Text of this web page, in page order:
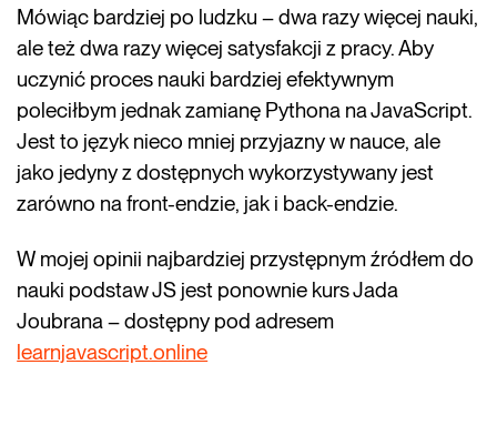
Mówiąc bardziej po ludzku – dwa razy więcej nauki,
ale też dwa razy więcej satysfakcji z pracy. Aby
uczynić proces nauki bardziej efektywnym
poleciłbym jednak zamianę Pythona na JavaScript.
Jest to język nieco mniej przyjazny w nauce, ale
jako jedyny z dostępnych wykorzystywany jest
zarówno na front-endzie, jak i back-endzie.
W mojej opinii najbardziej przystępnym źródłem do
nauki podstaw JS jest ponownie kurs Jada
Joubrana – dostępny pod adresem
learnjavascript.online